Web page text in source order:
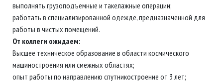
выполнять грузоподъемные и такелажные операции;
работать в специализированной одежде, предназначенной для
работы в чистых помещений.
От коллеги ожидаем:
Высшее техническое образование в области космического
машиностроения или смежных областях;
опыт работы по направлению спутникостроение от 3 лет;